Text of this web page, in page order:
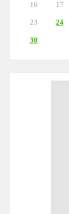
16 17
23 24
30